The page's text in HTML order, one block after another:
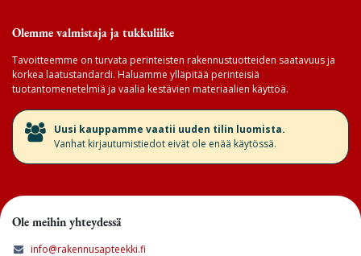
Olemme valmistaja ja tukkuliike
Tavoitteemme on turvata perinteisten rakennustuotteiden saatavuus ja
korkea laatustandardi. Haluamme ylläpitää perinteisiä
tuotantomenetelmiä ja vaalia kestävien materiaalien käyttöä.
​Uusi kauppamme vaatii uuden tilin luomista.
Vanhat kirjautumistiedot eivät ole enää käytössä.
Ole meihin yhteydessä
info@rakennusapteekki.fi